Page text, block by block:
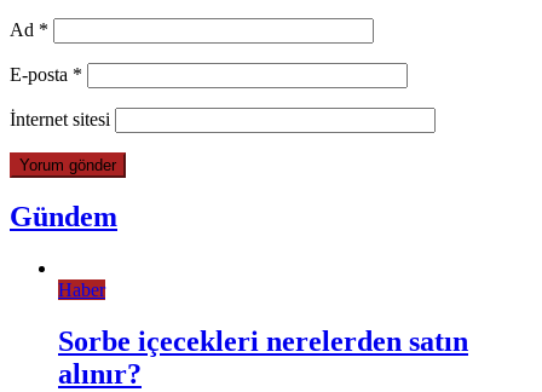
Ad *
E-posta *
İnternet sitesi
Gündem
Haber
Sorbe içecekleri nerelerden satın
alınır?